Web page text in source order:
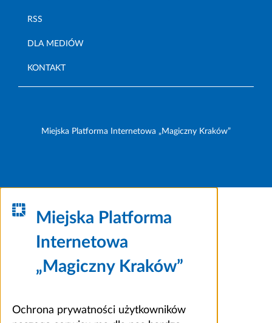
RSS
DLA MEDIÓW
KONTAKT
Miejska Platforma Internetowa „Magiczny Kraków”
Miejska Platforma
Internetowa
„Magiczny Kraków”
Ochrona prywatności użytkowników